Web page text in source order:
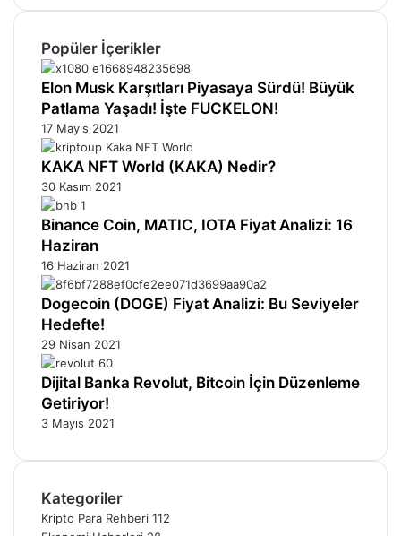
Popüler İçerikler
Elon Musk Karşıtları Piyasaya Sürdü! Büyük
Patlama Yaşadı! İşte FUCKELON!
17 Mayıs 2021
KAKA NFT World (KAKA) Nedir?
30 Kasım 2021
Binance Coin, MATIC, IOTA Fiyat Analizi: 16
Haziran
16 Haziran 2021
Dogecoin (DOGE) Fiyat Analizi: Bu Seviyeler
Hedefte!
29 Nisan 2021
Dijital Banka Revolut, Bitcoin İçin Düzenleme
Getiriyor!
3 Mayıs 2021
Kategoriler
Kripto Para Rehberi 112